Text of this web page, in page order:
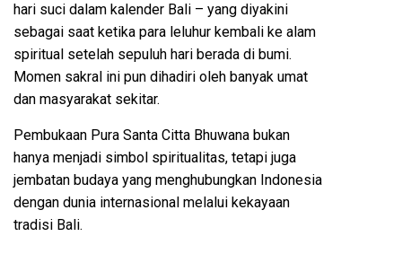
hari suci dalam kalender Bali – yang diyakini
sebagai saat ketika para leluhur kembali ke alam
spiritual setelah sepuluh hari berada di bumi.
Momen sakral ini pun dihadiri oleh banyak umat
dan masyarakat sekitar.
Pembukaan Pura Santa Citta Bhuwana bukan
hanya menjadi simbol spiritualitas, tetapi juga
jembatan budaya yang menghubungkan Indonesia
dengan dunia internasional melalui kekayaan
tradisi Bali.